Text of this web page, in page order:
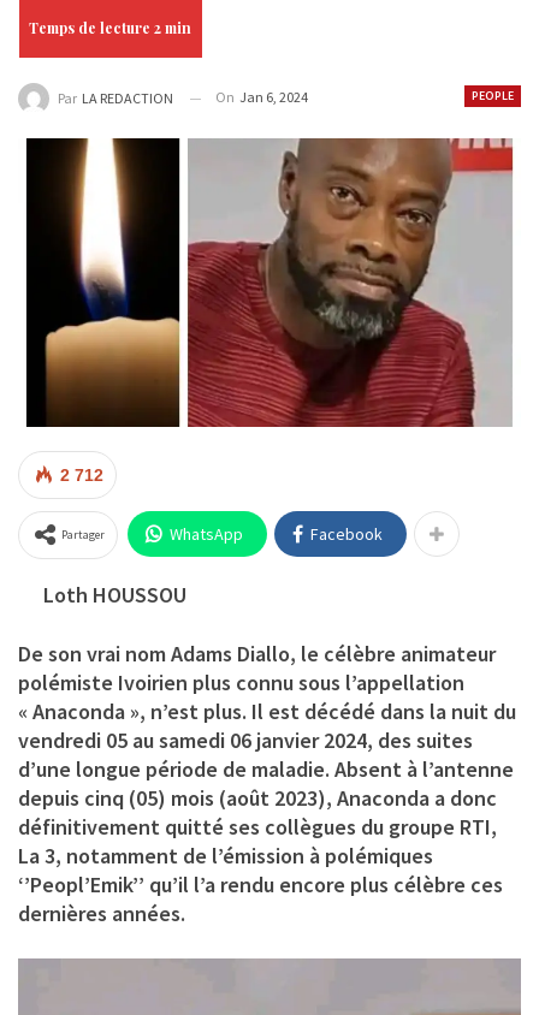
PEOPLE
Par LA REDACTION On Jan 6, 2024
2 712
Partager WhatsApp Facebook
Loth HOUSSOU
De son vrai nom Adams Diallo, le célèbre animateur
polémiste Ivoirien plus connu sous l’appellation
« Anaconda », n’est plus. Il est décédé dans la nuit du
vendredi 05 au samedi 06 janvier 2024, des suites
d’une longue période de maladie. Absent à l’antenne
depuis cinq (05) mois (août 2023), Anaconda a donc
définitivement quitté ses collègues du groupe RTI,
La 3, notamment de l’émission à polémiques
‘’Peopl’Emik’’ qu’il l’a rendu encore plus célèbre ces
dernières années.